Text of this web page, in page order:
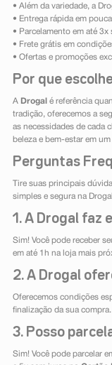
• Além da variedade, a
• Entrega rápida em
• Parcelamento em até 3x
• Frete grátis em
• Ofertas e promoções
Por que
A Drogal é referência
tradição, oferecemos a
as necessidades de cada
beleza e bem-estar em um
Perguntas
Tire suas principais
simples e segura na
1. A Drogal faz
Sim! Você pode receber
em até 1h na loja mais
2. A Drogal
Oferecemos condições
finalização da sua compra.
3. Posso
Sim! Você pode parcelar